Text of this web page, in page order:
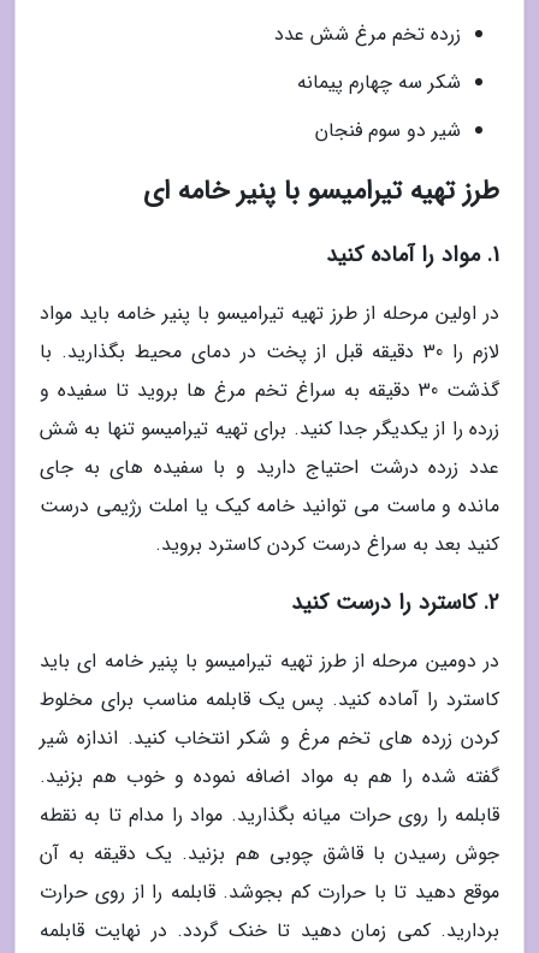
زرده تخم مرغ شش عدد
شکر سه چهارم پیمانه
شیر دو سوم فنجان
طرز تهیه تیرامیسو با پنیر خامه ای
1. مواد را آماده کنید
در اولین مرحله از طرز تهیه تیرامیسو با پنیر خامه باید مواد
لازم را 30 دقیقه قبل از پخت در دمای محیط بگذارید. با
گذشت 30 دقیقه به سراغ تخم مرغ ها بروید تا سفیده و
زرده را از یکدیگر جدا کنید. برای تهیه تیرامیسو تنها به شش
عدد زرده درشت احتیاج دارید و با سفیده های به جای
مانده و ماست می توانید خامه کیک یا املت رژیمی درست
کنید بعد به سراغ درست کردن کاسترد بروید.
2. کاسترد را درست کنید
در دومین مرحله از طرز تهیه تیرامیسو با پنیر خامه ای باید
کاسترد را آماده کنید. پس یک قابلمه مناسب برای مخلوط
کردن زرده های تخم مرغ و شکر انتخاب کنید. اندازه شیر
گفته شده را هم به مواد اضافه نموده و خوب هم بزنید.
قابلمه را روی حرات میانه بگذارید. مواد را مدام تا به نقطه
جوش رسیدن با قاشق چوبی هم بزنید. یک دقیقه به آن
موقع دهید تا با حرارت کم بجوشد. قابلمه را از روی حرارت
بردارید. کمی زمان دهید تا خنک گردد. در نهایت قابلمه